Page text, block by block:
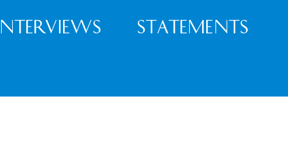
Statements